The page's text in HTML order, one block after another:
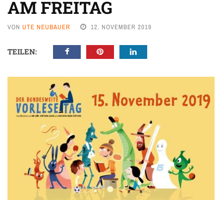
AM FREITAG
VON UTE NEUBAUER 12. NOVEMBER 2019
TEILEN: